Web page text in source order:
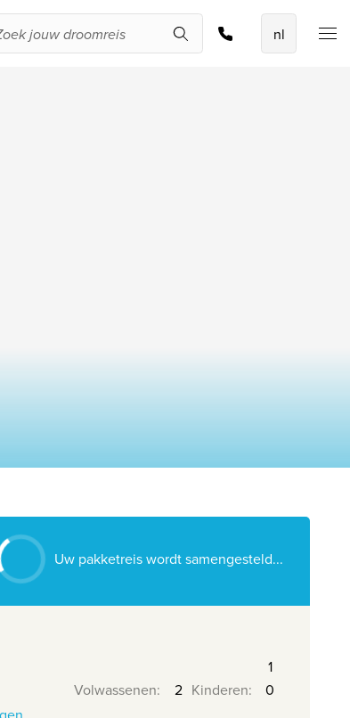
De beste
Voorwaarden
Offerte aanvragen
Uw pakketreis wordt samengesteld...
Volwassenen: Kinderen: